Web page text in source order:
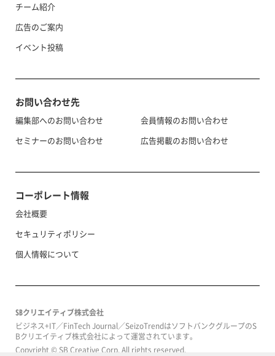
チーム紹介
広告のご案内
イベント投稿
お問い合わせ先
編集部へのお問い合わせ
セミナーのお問い合わせ
会員情報のお問い合わせ
広告掲載のお問い合わせ
コーポレート情報
会社概要
セキュリティポリシー
個人情報について
SBクリエイティブ株式会社
ビジネス+IT／FinTech Journal／SeizoTrendはソフトバンクグループのS
Bクリエイティブ株式会社によって運営されています。
Copyright © SB Creative Corp. All rights reserved.